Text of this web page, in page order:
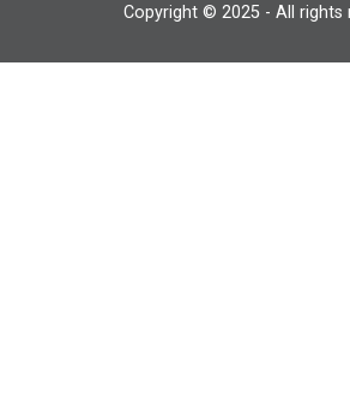
Copyright © 2025 - All rights